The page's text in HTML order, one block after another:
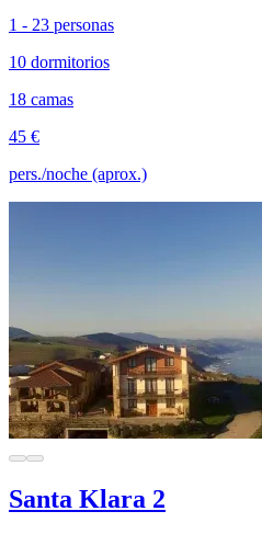
1 - 23 personas
10 dormitorios
18 camas
45 €
pers./noche (aprox.)
Santa Klara 2